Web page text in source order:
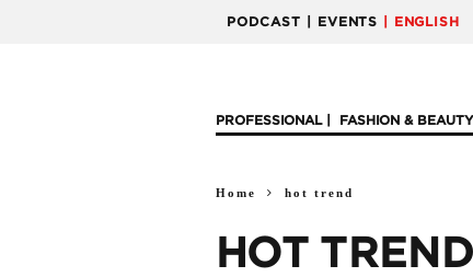
PODCAST | EVENTS | ENGLISH
PROFESSIONAL FASHION & BEAUTY
Home hot trend
HOT TREND